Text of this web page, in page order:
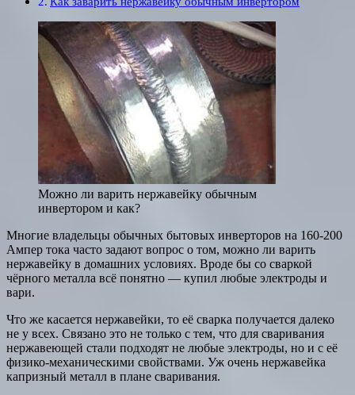
Можно ли варить нержавейку обычным
инвертором и как?
Многие владельцы обычных бытовых инверторов на 160-200
Ампер тока часто задают вопрос о том, можно ли варить
нержавейку в домашних условиях. Вроде бы со сваркой
чёрного металла всё понятно — купил любые электроды и
вари.
Что же касается нержавейки, то её сварка получается далеко
не у всех. Связано это не только с тем, что для сваривания
нержавеющей стали подходят не любые электроды, но и с её
физико-механическими свойствами. Уж очень нержавейка
капризный металл в плане сваривания.